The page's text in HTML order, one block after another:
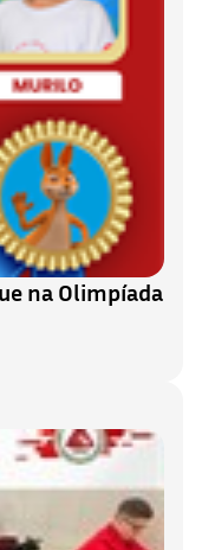
na Olimpíada